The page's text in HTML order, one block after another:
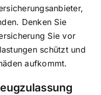
Denken Sie
Sie vor
schützt und
aufkommt.